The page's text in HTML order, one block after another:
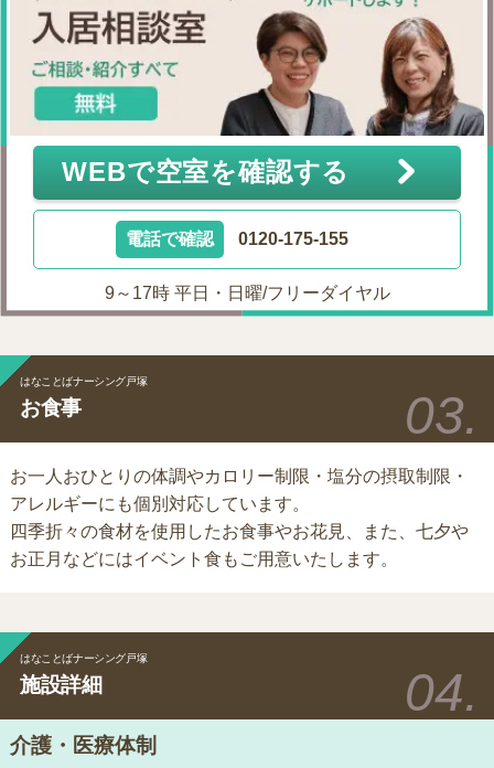
WEBで空室を確認する
電話で確認 0120-175-155
9～17時 平日・日曜/フリーダイヤル
はなことばナーシング戸塚
お食事
お一人おひとりの体調やカロリー制限・塩分の摂取制限・
アレルギーにも個別対応しています。
四季折々の食材を使用したお食事やお花見、また、七夕や
お正月などにはイベント食もご用意いたします。
はなことばナーシング戸塚
施設詳細
介護・医療体制